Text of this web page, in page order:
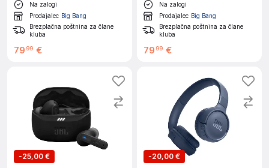
Na zalogi
Prodajalec Big Bang
Brezplačna poštnina za člane
kluba
79 99 €
Na zalogi
Prodajalec Big Bang
Brezplačna poštnina za člane
kluba
79 99 €
-25,00 €
-20,00 €